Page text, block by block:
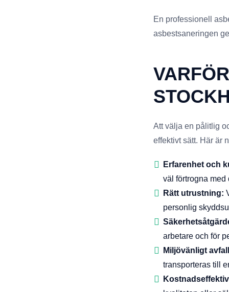
En professionell
asbestsaneringen
Att välja en pålitlig
effektivt sätt. Här är
Erfarenhet och
väl förtrogna
Rätt utrustning:
personlig
arbetare och för
Miljövänligt
transporteras till